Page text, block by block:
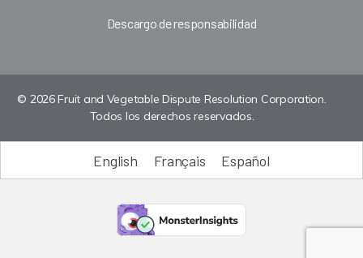
Descargo de responsabilidad
© 2026 Fruit and Vegetable Dispute Resolution Corporation.
Todos los derechos reservados.
English Français Español